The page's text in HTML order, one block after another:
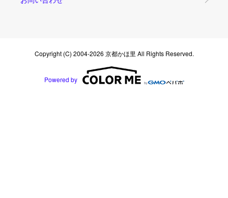
Copyright (C) 2004-2026 京都かほ里 All Rights Reserved.
Powered by